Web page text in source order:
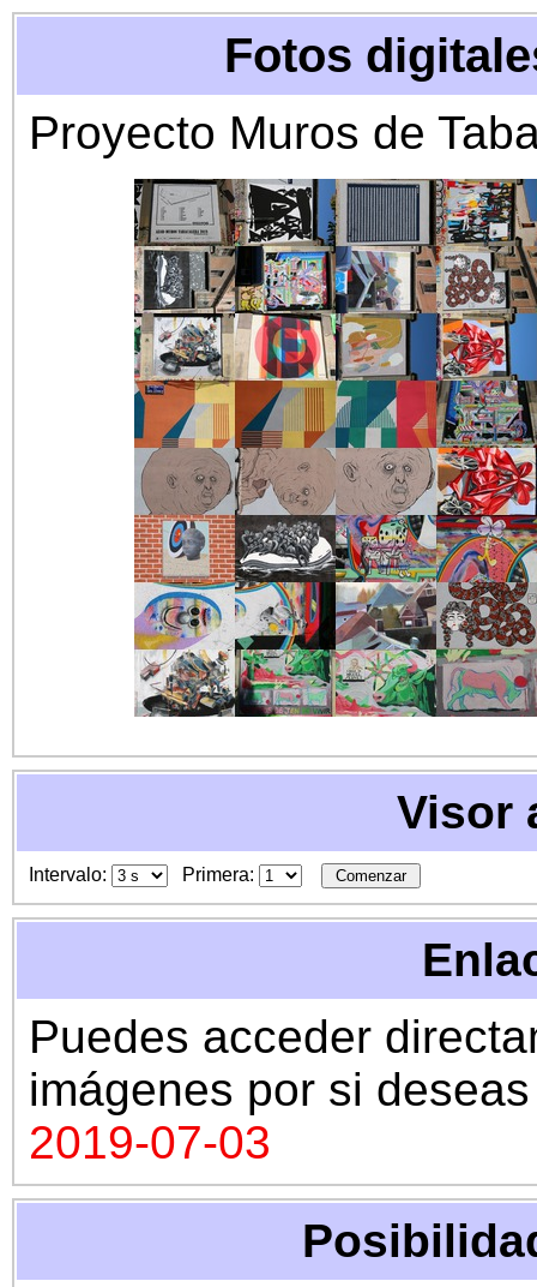
Fotos
Proyecto Muros de
Visor
Intervalo: Primera:
Puedes acceder
imágenes por si
2019-07-03